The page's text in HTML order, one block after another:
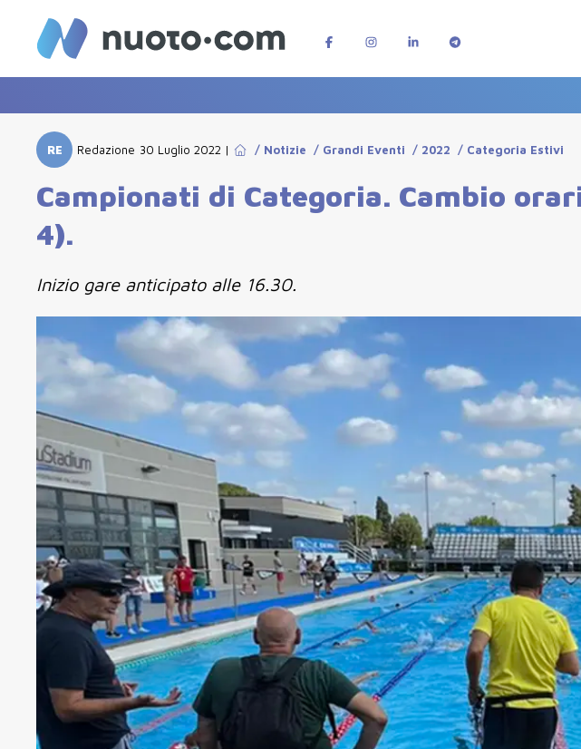
RE Redazione 30 Luglio 2022 | / Notizie / Grandi Eventi / 2022 / Categoria Estivi
Campionati di Categoria. Cambio
4).
Inizio gare anticipato alle 16.30.